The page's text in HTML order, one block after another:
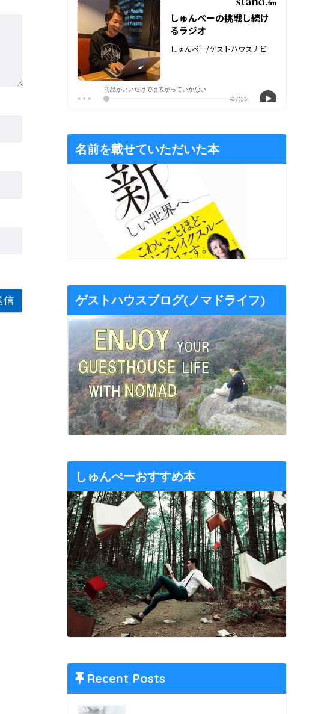
名前を載せていただいた本
ゲストハウスブログ(ノマドライフ)
しゅんぺーおすすめ本
Recent Posts